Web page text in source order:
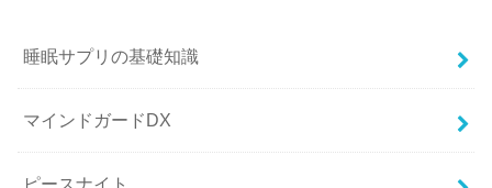
睡眠サプリの基礎知識
マインドガードDX
ピースナイト